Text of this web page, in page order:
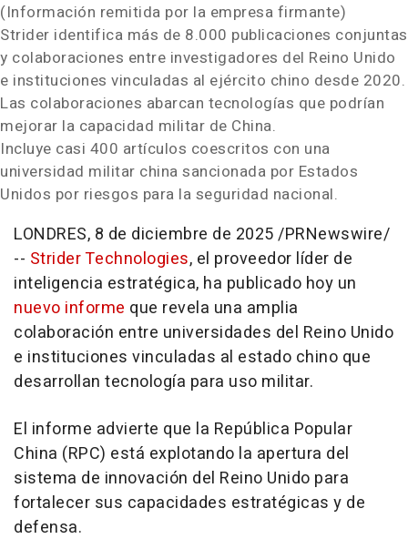
(Información remitida por la empresa firmante)
Strider identifica más de 8.000 publicaciones conjuntas
y colaboraciones entre investigadores del Reino Unido
e instituciones vinculadas al ejército chino desde 2020.
Las colaboraciones abarcan tecnologías que podrían
mejorar la capacidad militar de China.
Incluye casi 400 artículos coescritos con una
universidad militar china sancionada por Estados
Unidos por riesgos para la seguridad nacional.
LONDRES, 8 de diciembre de 2025/PRNewswire/
-- Strider Technologies, el proveedor líder de
inteligencia estratégica, ha publicado hoy un
nuevo informe que revela una amplia
colaboración entre universidades del Reino Unido
e instituciones vinculadas al estado chino que
desarrollan tecnología para uso militar.
El informe advierte que la República Popular
China (RPC) está explotando la apertura del
sistema de innovación del Reino Unido para
fortalecer sus capacidades estratégicas y de
defensa.